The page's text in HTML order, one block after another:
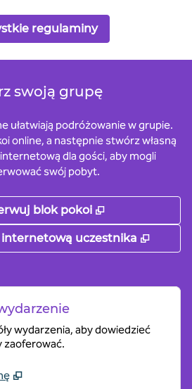
regulaminy
swoją grupę
ułatwiają podróżowanie w grupie.
online, a następnie stwórz własną
dla gości, aby mogli
swój pobyt.
blok pokoi ,
uczestnika ,
wydarzenia, aby dowiedzieć
zaoferować.